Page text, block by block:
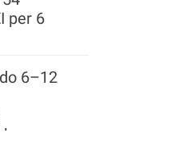
yang
Bank
per 6
6–12